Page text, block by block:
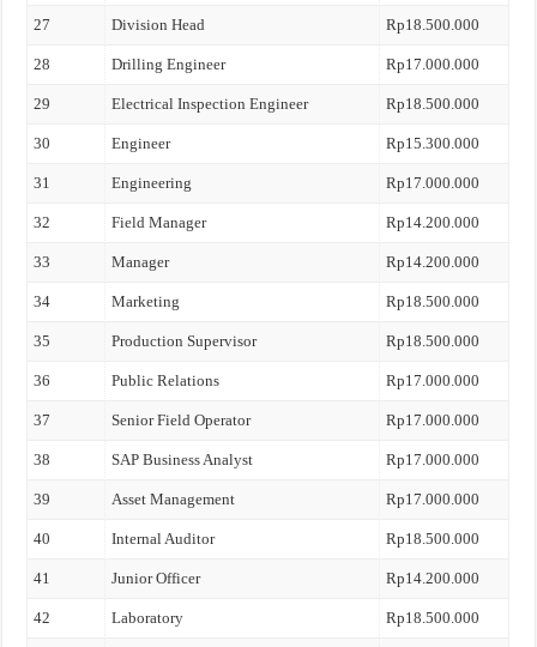
27 Division Head Rp18.500.000
28 Drilling Engineer Rp17.000.000
29 Electrical Inspection Engineer Rp18.500.000
30 Engineer Rp15.300.000
31 Engineering Rp17.000.000
32 Field Manager Rp14.200.000
33 Manager Rp14.200.000
34 Marketing Rp18.500.000
35 Production Supervisor Rp18.500.000
36 Public Relations Rp17.000.000
37 Senior Field Operator Rp17.000.000
38 SAP Business Analyst Rp17.000.000
39 Asset Management Rp17.000.000
40 Internal Auditor Rp18.500.000
41 Junior Officer Rp14.200.000
42 Laboratory Rp18.500.000